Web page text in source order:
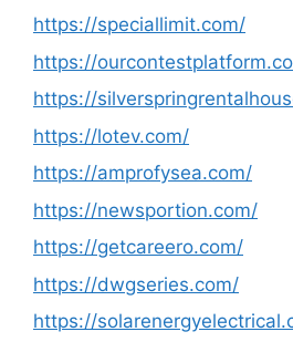
https://speciallimit.com/
https://
https://
https://lotev.com/
https://amprofysea.com/
https://newsportion.com/
https://getcareero.com/
https://dwgseries.com/
https://